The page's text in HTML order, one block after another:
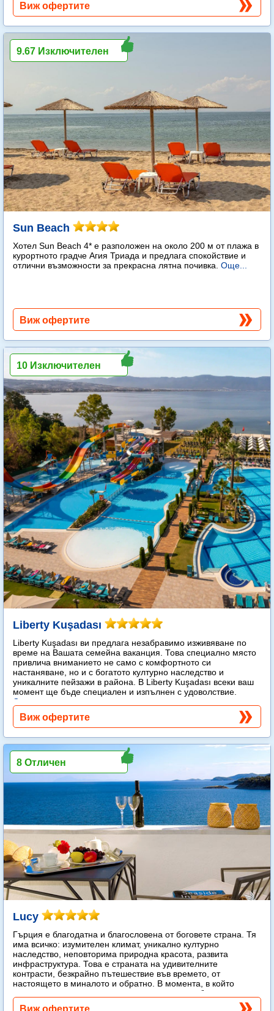
Виж офертите
Sun Beach
Хотел Sun Beach 4* е разположен на около 200 м от плажа в
курортното градче Агия Триада и предлага спокойствие и
отлични възможности за прекрасна лятна почивка. Още...
9.67 Изключителен
Виж офертите
Liberty Kuşadası
Liberty Kuşadası ви предлага незабравимо изживяване по
време на Вашата семейна ваканция. Това специално място
привлича вниманието не само с комфортното си
настаняване, но и с богатото културно наследство и
уникалните пейзажи в района. В Liberty Kuşadası всеки ваш
момент ще бъде специален и изпълнен с удоволствие.
Още...
10 Изключителен
Виж офертите
Lucy
Гърция е благодатна и благословена от боговете страна. Тя
има всичко: изумителен климат, уникално културно
наследство, неповторима природна красота, развита
инфраструктура. Това е страната на удивителните
контрасти, безкрайно пътешествие във времето, от
настоящето в миналото и обратно. В момента, в който
стъпите на гръцка земя, веднага попадате в обятията на
слънцето.
8 Отличен
Виж офертите